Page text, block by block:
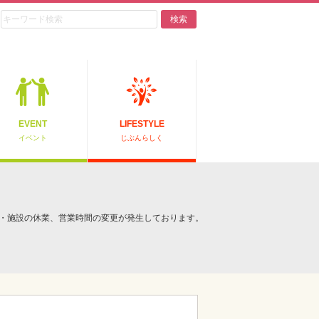
検索
EVENT
イベント
LIFESTYLE
じぶんらしく
設の休業、営業時間の変更が発生しております。